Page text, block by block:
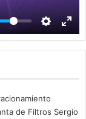
de Filtros Sergio